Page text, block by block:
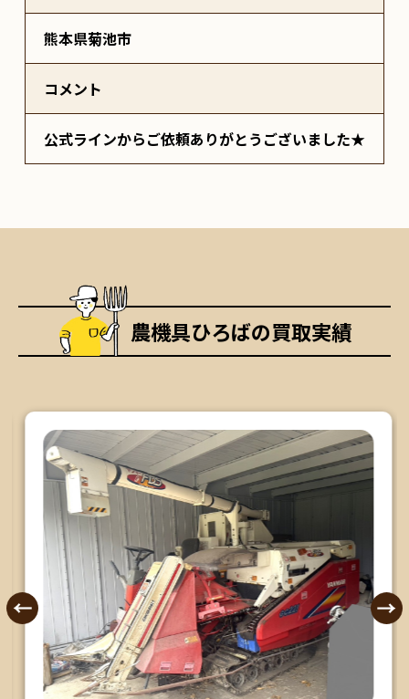
熊本県菊池市
コメント
公式ラインからご依頼ありがとうございました★
農機具ひろばの買取実績